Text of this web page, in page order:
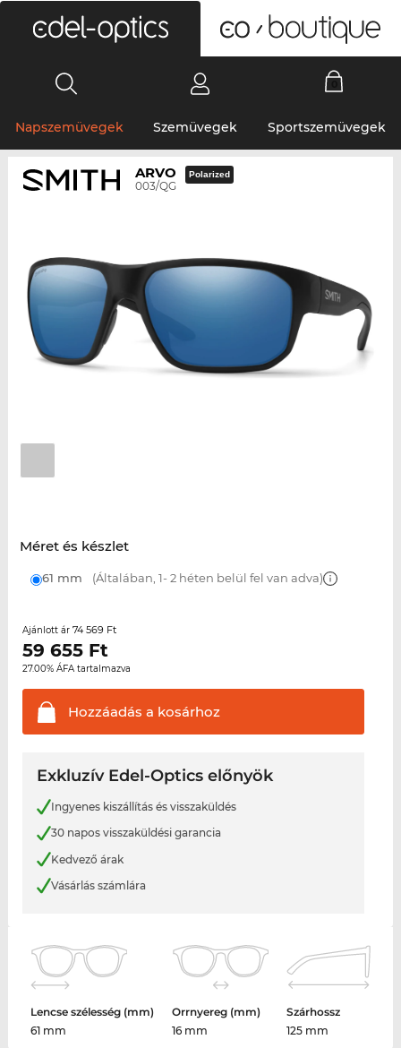
Napszemüvegek Szemüvegek Sportszemüvegek
ARVO
003/QG
Polarized
Méret és készlet
61 mm (Általában, 1- 2 héten belül fel van adva)
Ajánlott ár 74 569 Ft
59 655Ft
27.00% ÁFA tartalmazva
Hozzáadás a kosárhoz
Exkluzív Edel-Optics előnyök
Ingyenes kiszállítás és visszaküldés
30 napos visszaküldési garancia
Kedvező árak
Vásárlás számlára
Lencse szélesség (mm)
61 mm
Orrnyereg (mm)
16 mm
Szárhossz
125 mm